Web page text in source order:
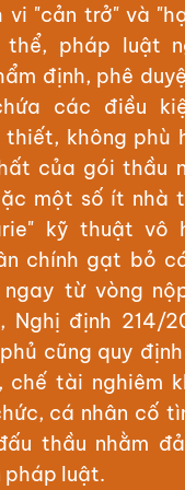
vi "cản trở" và
thể, pháp luật
định, phê
các điều
thiết, không phù
của gói thầu
một số ít nhà
kỹ thuật vô
chính gạt bỏ
từ vòng
Nghị định 214/
cũng quy
chế tài nghiêm
cá nhân cố
thầu nhằm
luật.